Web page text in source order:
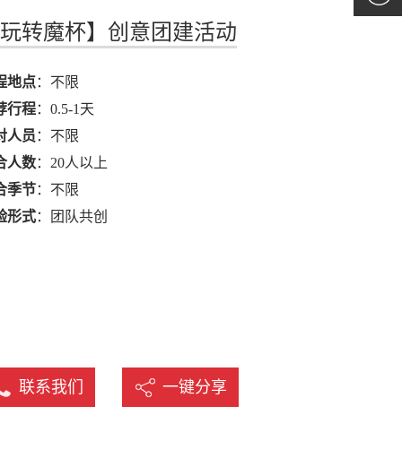
玩转魔杯】创意团建活动
地点：不限
行程：0.5-1天
人员 ：不限
人数：20人以上
季节：不限
形式：团队共创
联系我们 一键分享